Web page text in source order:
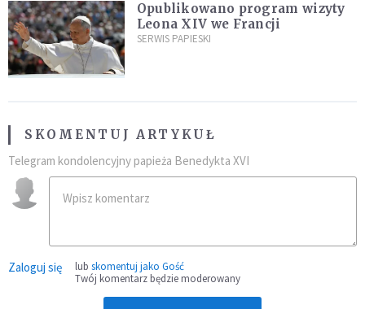
Opublikowano program wizyty
Leona XIV we Francji
SERWIS PAPIESKI
SKOMENTUJ ARTYKUŁ
Telegram kondolencyjny papieża Benedykta XVI
Zaloguj się lub skomentuj jako Gość
Twój komentarz będzie moderowany